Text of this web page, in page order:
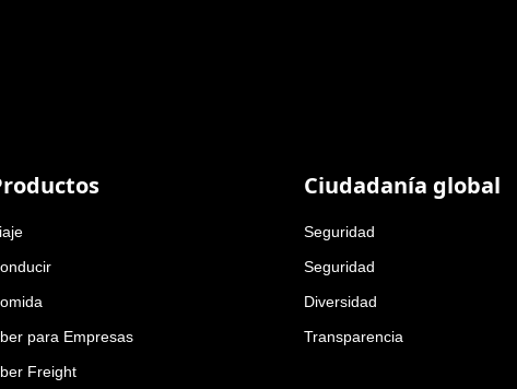
para Empresas
Freight
Ciudadanía global
Seguridad
Seguridad
Diversidad
Transparencia